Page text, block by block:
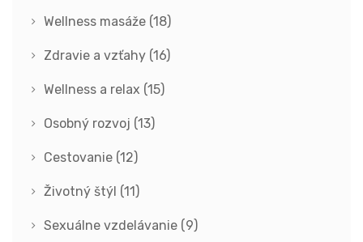
Wellness masáže (18)
Zdravie a vzťahy (16)
Wellness a relax (15)
Osobný rozvoj (13)
Cestovanie (12)
Životný štýl (11)
Sexuálne vzdelávanie (9)